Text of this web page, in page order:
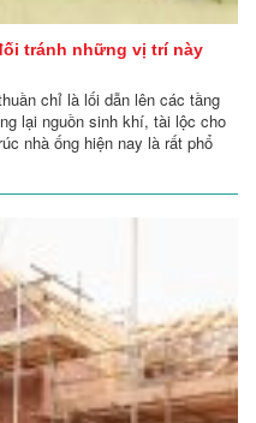
tránh những vị trí này
chỉ là lối dẫn lên các tầng
lại nguồn sinh khí, tài lộc cho
nhà ống hiện nay là rất phổ